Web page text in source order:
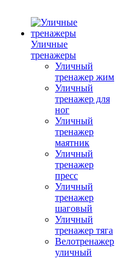
Уличные
тренажеры
Уличный
тренажер жим
Уличный
тренажер для
ног
Уличный
тренажер
маятник
Уличный
тренажер
пресс
Уличный
тренажер
шаговый
Уличный
тренажер тяга
Велотренажер
уличный